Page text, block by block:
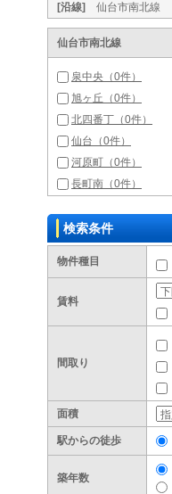
[沿線]
仙台市南北線
仙台市南北線
泉中央（0件）
旭ヶ丘（0件）
北四番丁（0件）
仙台（0件）
河原町（0件）
長町南（0件）
検索条件
物件種目
賃料
間取り
面積
駅からの徒歩
築年数